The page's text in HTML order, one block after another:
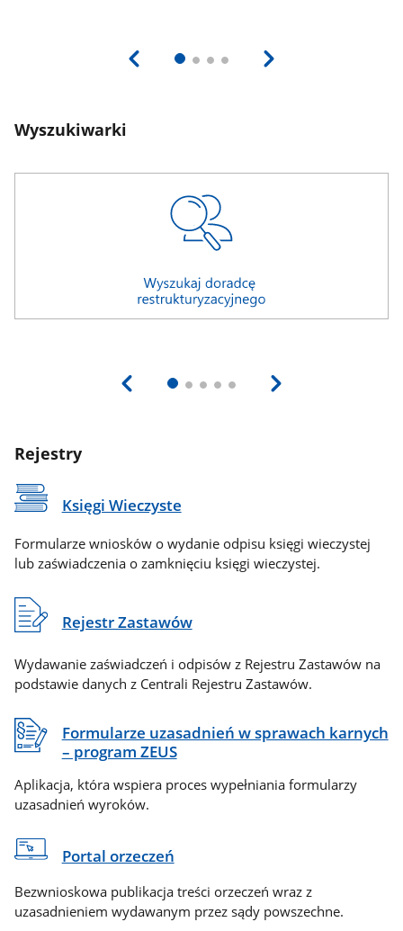
Wyszukiwarki
Rejestry
Księgi Wieczyste
Formularze wniosków o wydanie odpisu księgi wieczystej
lub zaświadczenia o zamknięciu księgi wieczystej.
Rejestr Zastawów
Wydawanie zaświadczeń i odpisów z Rejestru Zastawów na
podstawie danych z Centrali Rejestru Zastawów.
Formularze uzasadnień w sprawach karnych
– program ZEUS
Aplikacja, która wspiera proces wypełniania formularzy
uzasadnień wyroków.
Portal orzeczeń
Bezwnioskowa publikacja treści orzeczeń wraz z
uzasadnieniem wydawanym przez sądy powszechne.